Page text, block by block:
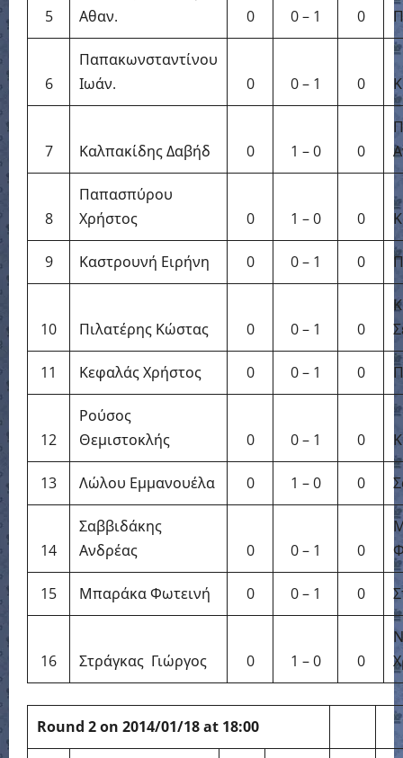
5
Αθαν.
0 0 – 1 0
6
Παπακωνσταντίνου
Ιωάν.
0 0 – 1 0
7 Καλπακίδης Δαβήδ 0 1 – 0 0
8
Παπασπύρου
Χρήστος
0 1 – 0 0
9 Καστρουνή Ειρήνη 0 0 – 1 0
10 Πιλατέρης Κώστας 0 0 – 1 0
11 Κεφαλάς Χρήστος 0 0 – 1 0
12
Ρούσος
Θεμιστοκλής
0 0 – 1 0
13 Λώλου Εμμανουέλα 0 1 – 0 0
14
Σαββιδάκης
Ανδρέας
0 0 – 1 0
15 Μπαράκα Φωτεινή 0 0 – 1 0
16 Στράγκας Γιώργος 0 1 – 0 0
Round 2 on 2014/01/18 at 18:00